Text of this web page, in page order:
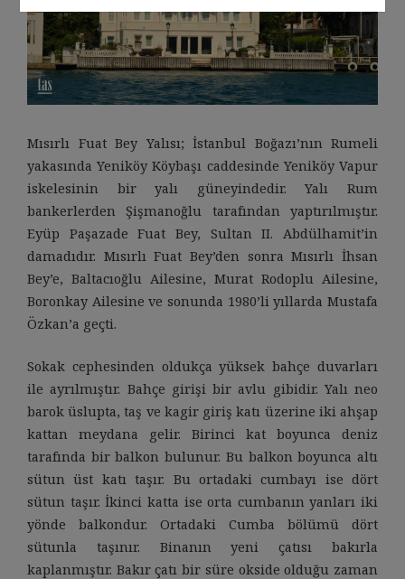
Mısırlı Fuat Bey Yalısı; İstanbul Boğazı’nın Rumeli
yakasında Yeniköy Köybaşı caddesinde Yeniköy Vapur
iskelesinin bir yalı güneyindedir. Yalı Rum
bankerlerden Şişmanoğlu tarafından yaptırılmıştır.
Eyüp Paşazade Fuat Bey, Sultan II. Abdülhamit’in
damadıdır. Mısırlı Fuat Bey’den sonra Mısırlı İhsan
Bey’e, Baltacıoğlu Ailesine, Murat Rodoplu Ailesine,
Boronkay Ailesine ve sonunda 1980’li yıllarda Mustafa
Özkan’a geçti.
Sokak cephesinden oldukça yüksek bahçe duvarları
ile ayrılmıştır. Bahçe girişi bir avlu gibidir. Yalı neo
barok üslupta, taş ve kagir giriş katı üzerine iki ahşap
kattan meydana gelir. Birinci kat boyunca deniz
tarafında bir balkon bulunur. Bu balkon boyunca altı
sütun üst katı taşır. Bu ortadaki cumbayı ise dört
sütun taşır. İkinci katta ise orta cumbanın yanları iki
yönde balkondur. Ortadaki Cumba bölümü dört
sütunla taşınır. Binanın yeni çatısı bakırla
kaplanmıştır. Bakır çatı bir süre okside olduğu zaman